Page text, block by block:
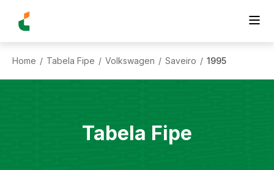
Home / Tabela Fipe / Volkswagen / Saveiro / 1995
Tabela Fipe